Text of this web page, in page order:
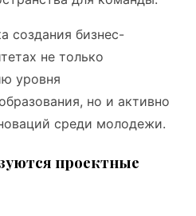
создания бизнес-
не только
уровня
но и активно
среди молодежи.
проектные